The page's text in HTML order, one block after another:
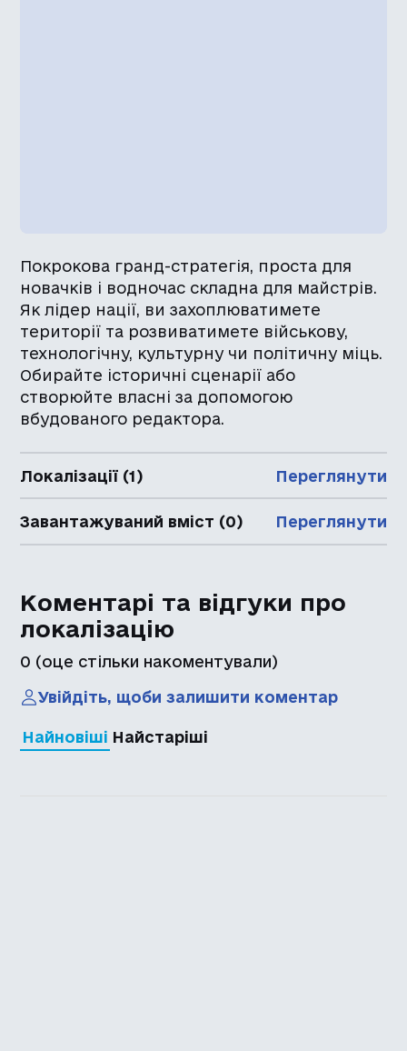
Покрокова гранд-стратегія, проста для
новачків і водночас складна для майстрів.
Як лідер нації, ви захоплюватимете
території та розвиватимете військову,
технологічну, культурну чи політичну міць.
Обирайте історичні сценарії або
створюйте власні за допомогою
вбудованого редактора.
Локалізації (1) Переглянути
Завантажуваний вміст (0) Переглянути
Коментарі та відгуки про
локалізацію
0 (оце стільки накоментували)
Увійдіть, щоби залишити коментар
Найновіші Найстаріші